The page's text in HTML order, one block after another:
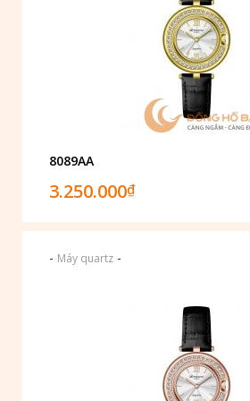
8089AA
3.250.000₫
- Máy quartz -